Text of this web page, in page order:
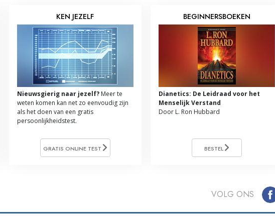
KEN JEZELF
Nieuwsgierig naar jezelf?Meer te
weten komen kan net zo eenvoudig zijn
als het doen van een gratis
persoonlijkheidstest.
GRATIS ONLINE TEST
BEGINNERSBOEKEN
Dianetics: De Leidraad voor het
Menselijk Verstand
Door L. Ron Hubbard
BESTEL
VOLG ONS